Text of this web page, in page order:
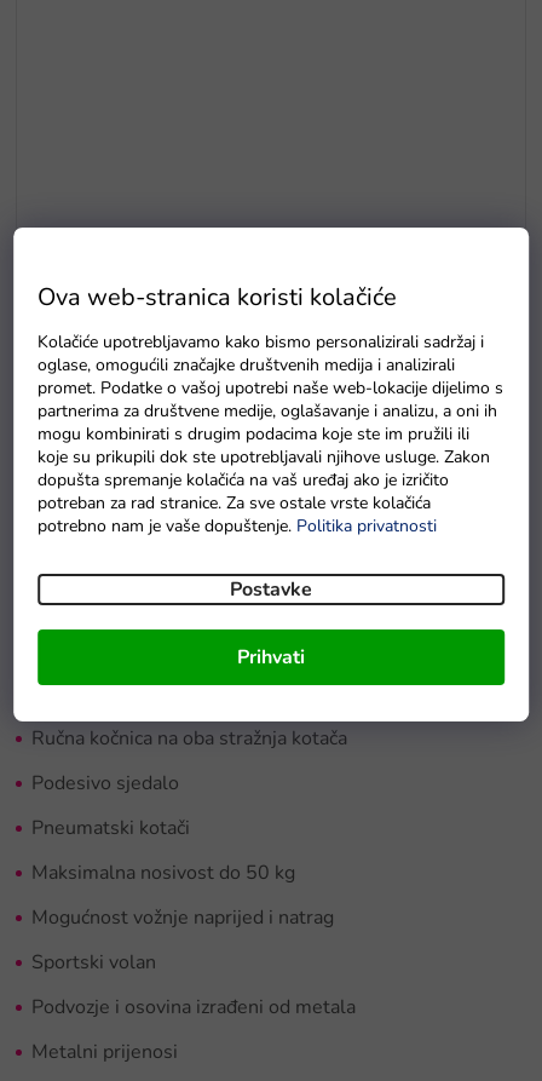
Ova web-stranica koristi kolačiće
Kolačiće upotrebljavamo kako bismo personalizirali sadržaj i
oglase, omogućili značajke društvenih medija i analizirali
promet. Podatke o vašoj upotrebi naše web-lokacije dijelimo s
partnerima za društvene medije, oglašavanje i analizu, a oni ih
mogu kombinirati s drugim podacima koje ste im pružili ili
koje su prikupili dok ste upotrebljavali njihove usluge. Zakon
dopušta spremanje kolačića na vaš uređaj ako je izričito
potreban za rad stranice. Za sve ostale vrste kolačića
potrebno nam je vaše dopuštenje. Politika privatnosti
Postavke
Prihvati
Go-kart na pedale Monster plava
Detaljan opis proizvoda
Predstavljamozeleni go-kart na pedaleu modernom
dizajnu. Njegova kvalitetna izrada jamči dugotrajnost, prati
vas tijekom svih šetnji. Poseduje masivne gume i
ergonomski oblikovano sjedalo s naslonom.Gumeni
dok ručna kočnica osigurava sigurnost.
Ergonomski oblik
Ručna kočnica na oba stražnja kotača
Podesivo sjedalo
Pneumatski kotači
Maksimalna nosivost do 50 kg
Mogućnost vožnje naprijed i natrag
Sportski volan
Podvozje i osovina izrađeni od metala
Metalni prijenosi